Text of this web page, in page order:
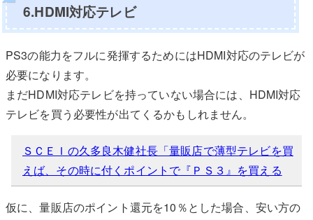
6.HDMI対応テレビ
PS3の能力をフルに発揮するためにはHDMI対応のテレビが
必要になります。
まだHDMI対応テレビを持っていない場合には、HDMI対応
テレビを買う必要性が出てくるかもしれません。
ＳＣＥＩの久多良木健社長「量販店で薄型テレビを買
えば、その時に付くポイントで『ＰＳ３』を買える
仮に、量販店のポイント還元を10％とした場合、安い方の